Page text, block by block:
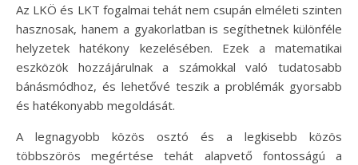
Az LKÖ és LKT fogalmai tehát nem csupán elméleti szinten
hasznosak, hanem a gyakorlatban is segíthetnek különféle
helyzetek hatékony kezelésében. Ezek a matematikai
eszközök hozzájárulnak a számokkal való tudatosabb
bánásmódhoz, és lehetővé teszik a problémák gyorsabb
és hatékonyabb megoldását.
A legnagyobb közös osztó és a legkisebb közös
többszörös megértése tehát alapvető fontosságú a